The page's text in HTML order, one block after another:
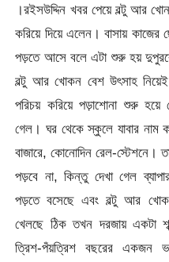
।রইসউদ্দিন খবর পেয়ে বল্টু আর
করিয়ে দিয়ে এলেন। বাসায় কাজের
পড়তে আসে বলে এটা শুরু হয়
বল্টু আর খোকন বেশ উৎসাহ
পরিচয় করিয়ে পড়াশোনা শুরু
গেল। ঘর থেকে স্কুলে যাবার নাম
বাজারে, কোনোদিন রেল-স্টেশনে।
পড়বে না, কিন্তু দেখা গেল
পড়তে বসেছে এবং বল্টু আর
খেলছে ঠিক তখন দরজায় একটা
ত্রিশ-পঁয়ত্রিশ বছরের একজন